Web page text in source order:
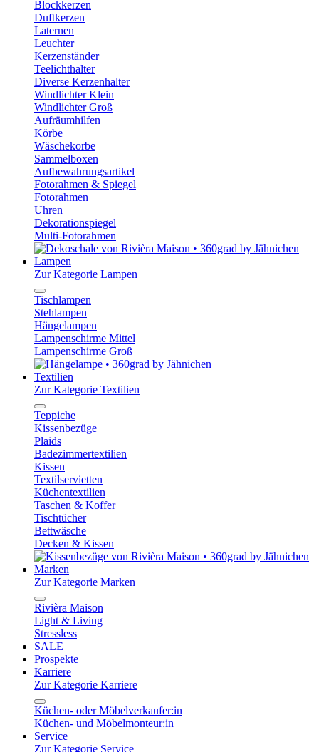
Blockkerzen
Duftkerzen
Laternen
Leuchter
Kerzenständer
Teelichthalter
Diverse Kerzenhalter
Windlichter Klein
Windlichter Groß
Aufräumhilfen
Körbe
Wäschekorbe
Sammelboxen
Aufbewahrungsartikel
Fotorahmen & Spiegel
Fotorahmen
Uhren
Dekorationspiegel
Multi-Fotorahmen
Lampen
Zur Kategorie Lampen
Tischlampen
Stehlampen
Hängelampen
Lampenschirme Mittel
Lampenschirme Groß
Textilien
Zur Kategorie Textilien
Teppiche
Kissenbezüge
Plaids
Badezimmertextilien
Kissen
Textilservietten
Küchentextilien
Taschen & Koffer
Tischtücher
Bettwäsche
Decken & Kissen
Marken
Zur Kategorie Marken
Rivièra Maison
Light & Living
Stressless
SALE
Prospekte
Karriere
Zur Kategorie Karriere
Küchen- oder Möbelverkaufer:in
Küchen- und Möbelmonteur:in
Service
Zur Kategorie Service